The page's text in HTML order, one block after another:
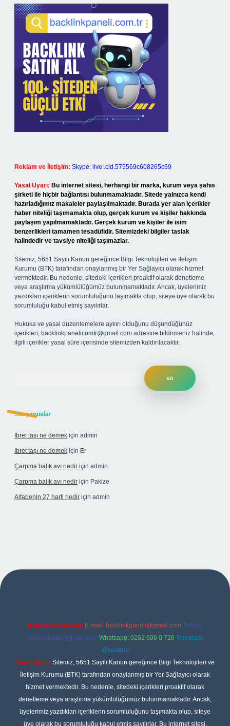
Reklam ve İletişim: Skype: live:.cid.575569c608265c69
Yasal Uyarı: Bu internet sitesi, herhangi bir marka, kurum veya şahıs
şirketi ile hiçbir bağlantısı bulunmamaktadır. Sitede yalnızca kendi
hazırladığımız makaleler paylaşılmaktadır. Burada yer alan içerikler
haber niteliği taşımamakta olup, gerçek kurum ve kişiler hakkında
paylaşım yapılmamaktadır. Gerçek kurum ve kişiler ile isim
benzerlikleri tamamen tesadüfidir. Sitemizdeki bilgiler taslak
halindedir ve tavsiye niteliği taşımazlar.
Sitemiz, 5651 Sayılı Kanun gereğince Bilgi Teknolojileri ve İletişim
Kurumu (BTK) tarafından onaylanmış bir Yer Sağlayıcı olarak hizmet
vermektedir. Bu nedenle, sitedeki içerikleri proaktif olarak denetleme
veya araştırma yükümlülüğümüz bulunmamaktadır. Ancak, üyelerimiz
yazdıkları içeriklerin sorumluluğunu taşımakta olup, siteye üye olarak bu
sorumluluğu kabul etmiş sayılırlar.
Hukuka ve yasal düzenlemelere aykırı olduğunu düşündüğünüz
içerikleri, backlinkpanelicomtr@gmail.com adresine bildirmeniz halinde,
ilgili içerikler yasal süre içerisinde sitemizden kaldırılacaktır.
Son yorumlar
Ibret taşı ne demek için admin
Ibret taşı ne demek için Er
Çarpma balık avı nedir için admin
Çarpma balık avı nedir için Pakize
Alfabenin 27 harfi nedir için admin
giriş
Reklam ve İletişim: E-mail: backlinkpaneli@gmail.com Teams:
forumhizmeti@gmail.com Whatsapp: 0262 606 0 726 Telegram:
@karabul
Yasal Uyarı: Sitemiz, 5651 Sayılı Kanun gereğince Bilgi Teknolojileri ve
İletişim Kurumu (BTK) tarafından onaylanmış bir Yer Sağlayıcı olarak
hizmet vermektedir. Bu nedenle, sitedeki içerikleri proaktif olarak
denetleme veya araştırma yükümlülüğümüz bulunmamaktadır. Ancak,
üyelerimiz yazdıkları içeriklerin sorumluluğunu taşımakta olup, siteye
üye olarak bu sorumluluğu kabul etmiş sayılırlar. Bu internet sitesi,